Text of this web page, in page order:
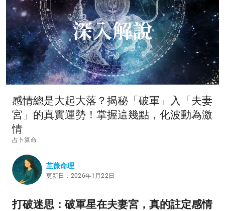
感情總是大起大落？揭秘「破軍」入「夫妻
宮」的真實運勢！掌握這幾點，化波動為激
情
占卜算命
芷薇命理
更新日：2026年1月22日
打破迷思：破軍星在夫妻宮，真的註定感情